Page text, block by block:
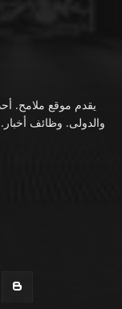
يقدم موقع ملامح.
والدولى. وظائف